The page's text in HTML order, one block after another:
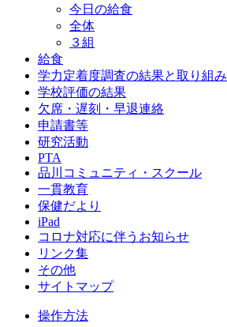
今日の給食
全体
３組
給食
学力定着度調査の結果と取り組み
学校評価の結果
欠席・遅刻・早退連絡
申請書等
研究活動
PTA
品川コミュニティ・スクール
一貫教育
保健だより
iPad
コロナ対応に伴うお知らせ
リンク集
その他
サイトマップ
操作方法